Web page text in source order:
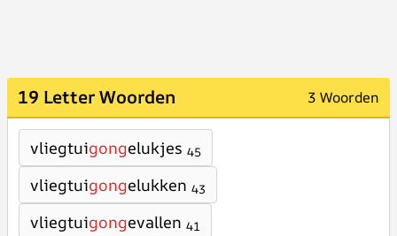
19 Letter Woorden 3 Woorden
vliegtuigongelukjes 45
vliegtuigongelukken 43
vliegtuigongevallen 41